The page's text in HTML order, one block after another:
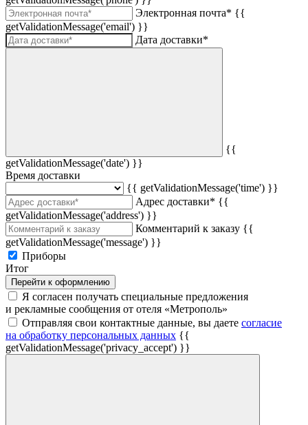
Электронная почта* {{
getValidationMessage('email') }}
Дата доставки*
{{
getValidationMessage('date') }}
Время доставки
{{ getValidationMessage('time') }}
Адрес доставки* {{
getValidationMessage('address') }}
Комментарий к заказу {{
getValidationMessage('message') }}
Приборы
Итог
Перейти к оформлению
Я согласен получать специальные предложения
и рекламные сообщения от отеля «Метрополь»
Отправляя свои контактные данные, вы даете согласие
на обработку персональных данных {{
getValidationMessage('privacy_accept') }}